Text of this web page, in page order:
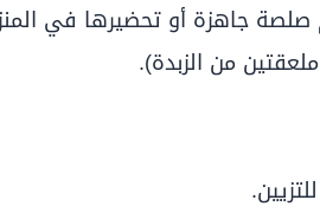
من الزبدة).